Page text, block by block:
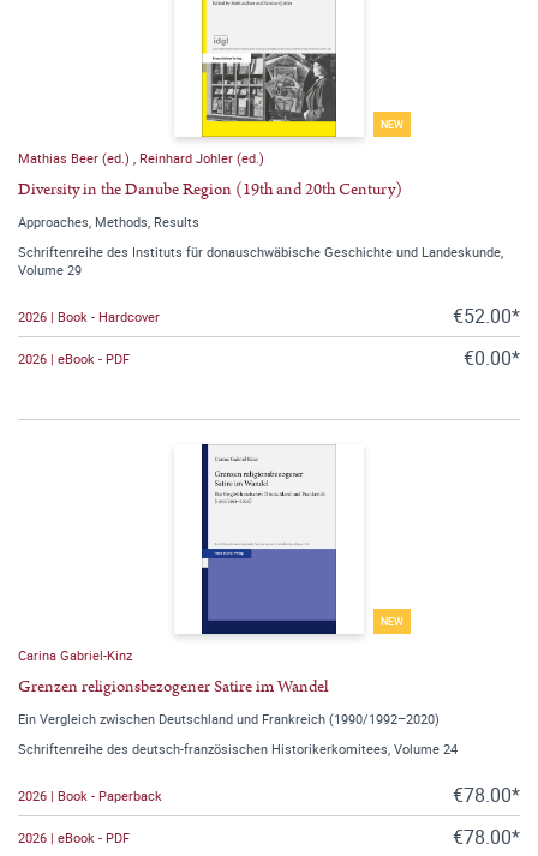
NEW
Mathias Beer (ed.) , Reinhard Johler (ed.)
Diversity in the Danube Region (19th and 20th Century)
Approaches, Methods, Results
Schriftenreihe des Instituts für donauschwäbische Geschichte und Landeskunde,
Volume 29
2026 | Book - Hardcover €52.00*
2026 | eBook - PDF €0.00*
NEW
Carina Gabriel-Kinz
Grenzen religionsbezogener Satire im Wandel
Ein Vergleich zwischen Deutschland und Frankreich (1990/1992–2020)
Schriftenreihe des deutsch-französischen Historikerkomitees, Volume 24
2026 | Book - Paperback €78.00*
2026 | eBook - PDF €78.00*